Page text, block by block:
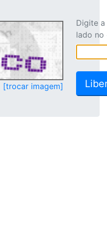
[trocar imagem]
Digite
lado no